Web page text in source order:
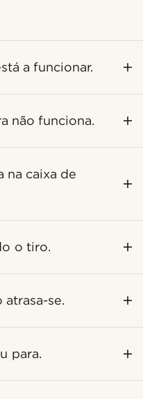
a funcionar.
não funciona.
na caixa de
o tiro.
se.
para.